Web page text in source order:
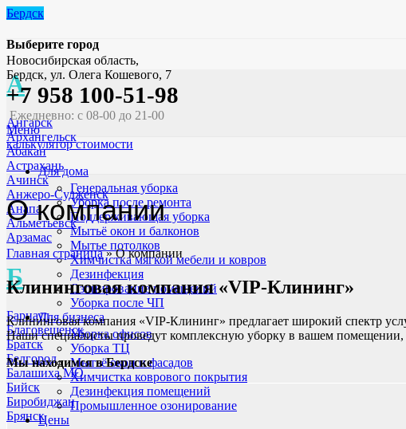
Бердск
Выберите город
А
Ангарск
Архангельск
Абакан
Астрахань
Ачинск
Анжеро-Судженск
Анапа
Альметьевск
Арзамас
Б
Барнаул
Благовещенск
Братск
Белгород
Балашиха МО
Бийск
Биробиджан
Брянск
Новосибирская область,
Бердск, ул. Олега Кошевого, 7
+7 958 100-51-98
Ежедневно: с 08-00 до 21-00
Меню
калькулятор стоимости
Для дома
Генеральная уборка
Уборка после ремонта
Поддерживающая уборка
Мытьё окон и балконов
Мытье потолков
Химчистка мягкой мебели и ковров
Дезинфекция
Озонирование помещений
Уборка после ЧП
Для бизнеса
Уборка офисов
Уборка ТЦ
Мытьё окон и фасадов
Химчистка коврового покрытия
Дезинфекция помещений
Промышленное озонирование
Цены
О компании
Главная страница»О компании
Клининговая компания «VIP-Клининг»
Клининговая компания «VIP-Клининг» предлагает широкий спектр
Наши специалисты проведут комплексную уборку в вашем
Мы находимся в Бердске